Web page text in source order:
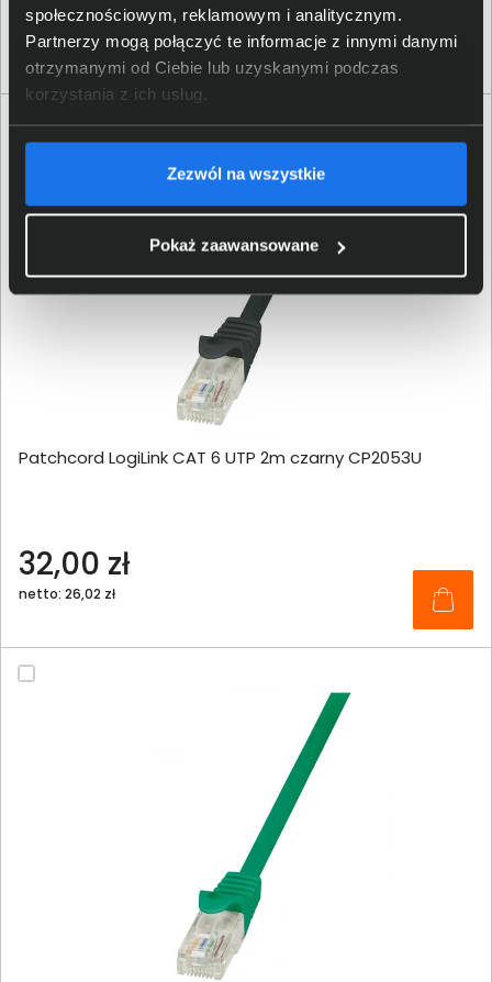
społecznościowym, reklamowym i analitycznym.
Partnerzy mogą połączyć te informacje z innymi danymi
otrzymanymi od Ciebie lub uzyskanymi podczas
korzystania z ich usług.
Zezwól na wszystkie
Pokaż zaawansowane
1 584,00 zł
netto: 1 287,80 zł
Patchcord LogiLink CAT 6 UTP 2m czarny CP2053U
32,00 zł
netto: 26,02 zł